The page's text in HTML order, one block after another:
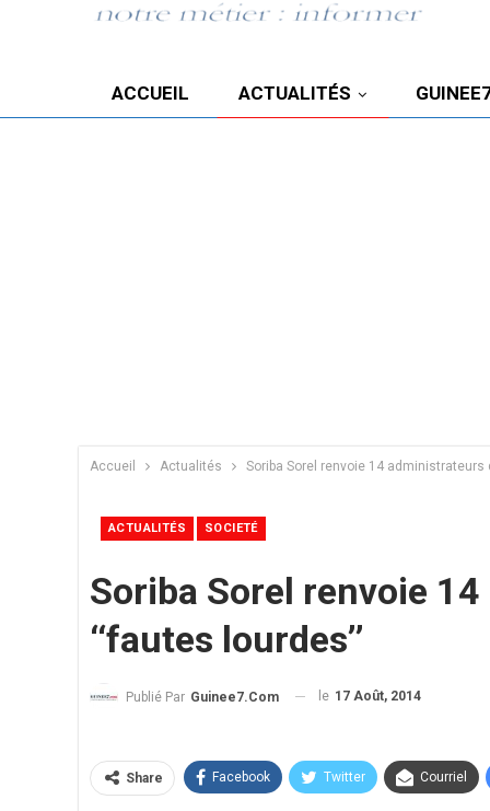
ACCUEIL ACTUALITÉS
Accueil Actualités Soriba Sorel renvoie 14 administrateurs
ACTUALITÉS SOCIETÉ
Soriba Sorel renvoie
‘‘fautes lourdes’’
Publié Par Guinee7.com le 17 Août, 2014
Share Facebook Twitter Courriel